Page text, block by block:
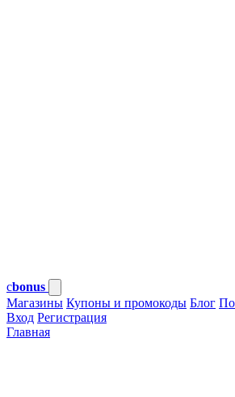
cbonus
Магазины Купоны и промокоды Блог
Вход Регистрация
Главная